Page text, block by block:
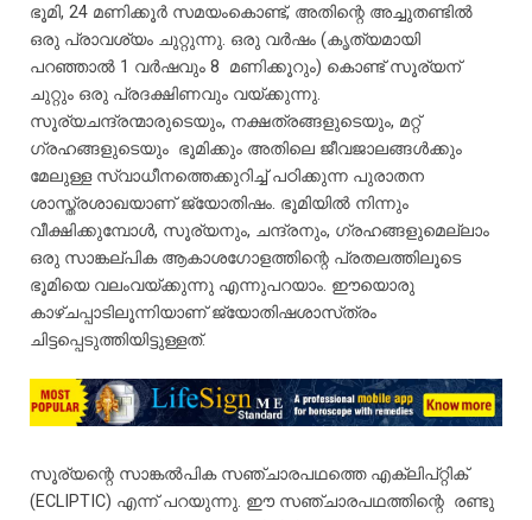
o
k
p
p
ഭൂമി, 24 മണിക്കൂർ സമയംകൊണ്ട്, അതിന്റെ അച്ചുതണ്ടിൽ
ഒരു പ്രാവശ്യം ചുറ്റുന്നു. ഒരു വർഷം (കൃത്യമായി
പറഞ്ഞാൽ 1 വർഷവും 8 മണിക്കൂറും) കൊണ്ട് സൂര്യന്
ചുറ്റും ഒരു പ്രദക്ഷിണവും വയ്ക്കുന്നു.
സൂര്യചന്ദ്രന്മാരുടെയും, നക്ഷത്രങ്ങളുടെയും, മറ്റ്
ഗ്രഹങ്ങളുടെയും ഭൂമിക്കും അതിലെ ജീവജാലങ്ങൾക്കും
മേലുള്ള സ്വാധീനത്തെക്കുറിച്ച് പഠിക്കുന്ന പുരാതന
ശാസ്ത്രശാഖയാണ് ജ്യോതിഷം. ഭൂമിയിൽ നിന്നും
വീക്ഷിക്കുമ്പോൾ, സൂര്യനും, ചന്ദ്രനും, ഗ്രഹങ്ങളുമെല്ലാം
ഒരു സാങ്കല്പിക ആകാശഗോളത്തിന്റെ പ്രതലത്തിലൂടെ
ഭൂമിയെ വലംവയ്ക്കുന്നു എന്നുപറയാം. ഈയൊരു
കാഴ്ചപ്പാടിലൂന്നിയാണ് ജ്യോതിഷശാസ്ത്രം
ചിട്ടപ്പെടുത്തിയിട്ടുള്ളത്.
സൂര്യന്റെ സാങ്കല്പിക സഞ്ചാരപഥത്തെ എക്ലിപ്റ്റിക്
(ECLIPTIC) എന്ന് പറയുന്നു. ഈ സഞ്ചാരപഥത്തിന്റെ രണ്ടു